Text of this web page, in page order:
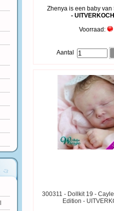
Zhenya is een baby van
-
Voorraad:
Aantal
300311 - Dollkit 19 -
Edition -